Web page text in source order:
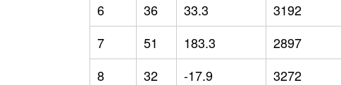
6
36 33.3 3192
7
51 183.3 2897
8
32 -17.9 3272